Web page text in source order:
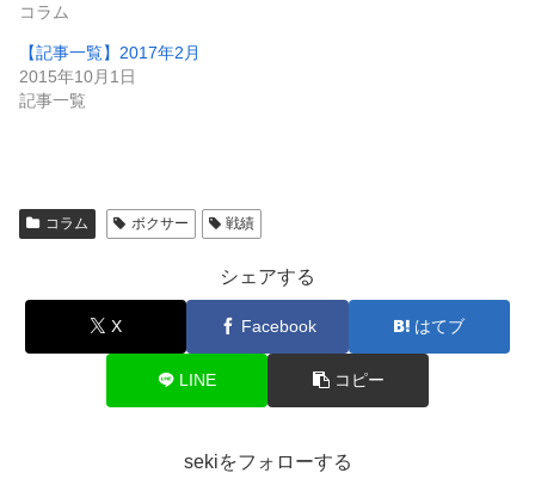
コラム
【記事一覧】2017年2月
2015年10月1日
記事一覧
コラム ボクサー 戦績
シェアする
X Facebook はてブ
LINE コピー
sekiをフォローする